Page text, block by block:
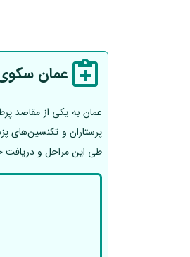
عمان
عمان به یکی از مقاصد
طی این مراحل و دریافت